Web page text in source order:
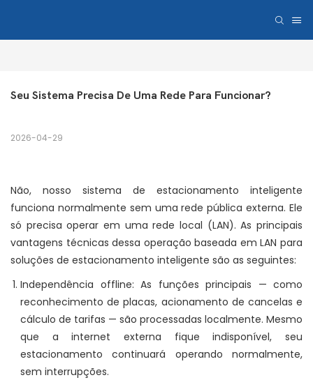
Seu Sistema Precisa De Uma Rede Para Funcionar?
2026-04-29
Não, nosso sistema de estacionamento inteligente
funciona normalmente sem uma rede pública externa. Ele
só precisa operar em uma rede local (LAN). As principais
vantagens técnicas dessa operação baseada em LAN para
soluções de estacionamento inteligente são as seguintes:
Independência offline: As funções principais — como
reconhecimento de placas, acionamento de cancelas e
cálculo de tarifas — são processadas localmente. Mesmo
que a internet externa fique indisponível, seu
estacionamento continuará operando normalmente,
sem interrupções.